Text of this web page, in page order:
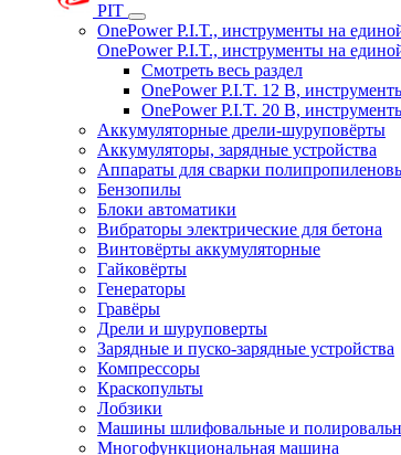
PIT
OnePower P.I.T., инструменты на
OnePower P.I.T., инструменты на
Смотреть весь раздел
OnePower P.I.T. 12 В,
OnePower P.I.T. 20 В,
Аккумуляторные дрели-шуруповёрты
Аккумуляторы, зарядные устройства
Аппараты для сварки
Бензопилы
Блоки автоматики
Вибраторы электрические для бетона
Винтовёрты аккумуляторные
Гайковёрты
Генераторы
Гравёры
Дрели и шуруповерты
Зарядные и пуско-зарядные устройства
Компрессоры
Краскопульты
Лобзики
Машины шлифовальные и
Многофункциональная машина